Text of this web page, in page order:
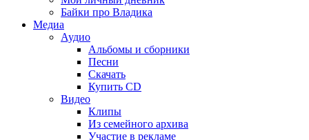
Байки про Владика
Медиа
Аудио
Альбомы и сборники
Песни
Скачать
Купить CD
Видео
Клипы
Из семейного архива
Участие в рекламе